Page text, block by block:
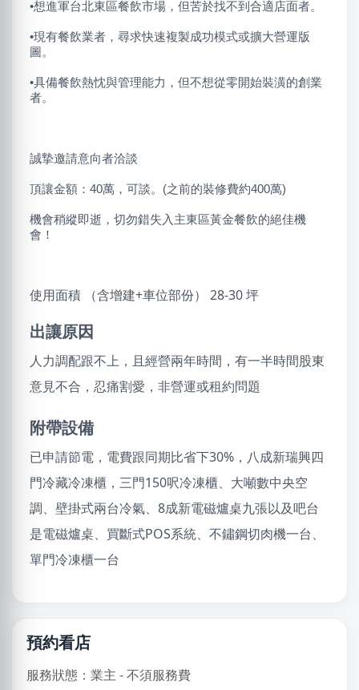
•想進軍台北東區餐飲市場，但苦於找不到合適店面者。
•現有餐飲業者，尋求快速複製成功模式或擴大營運版
圖。
•具備餐飲熱忱與管理能力，但不想從零開始裝潢的創業
者。
誠摯邀請意向者洽談
頂讓金額：40萬，可談。(之前的裝修費約400萬)
機會稍縱即逝，切勿錯失入主東區黃金餐飲的絕佳機
會！
使用面積 （含增建+車位部份） 28-30 坪
出讓原因
人力調配跟不上，且經營兩年時間，有一半時間股東
意見不合，忍痛割愛，非營運或租約問題
附帶設備
已申請節電，電費跟同期比省下30%，八成新瑞興四
門冷藏冷凍櫃，三門150呎冷凍櫃、大噸數中央空
調、壁掛式兩台冷氣、8成新電磁爐桌九張以及吧台
是電磁爐桌、買斷式POS系統、不鏽鋼切肉機一台、
單門冷凍櫃一台
預約看店
服務狀態：業主 - 不須服務費